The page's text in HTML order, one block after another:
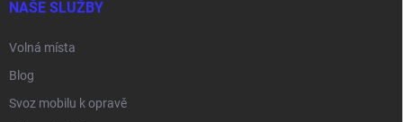
NAŠE SLUŽBY
Volná místa
Blog
Svoz mobilu k opravě